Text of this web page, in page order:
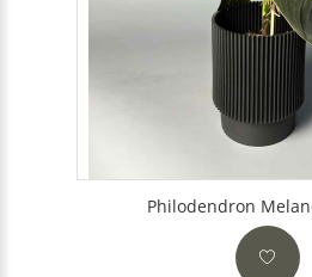
Philodendron